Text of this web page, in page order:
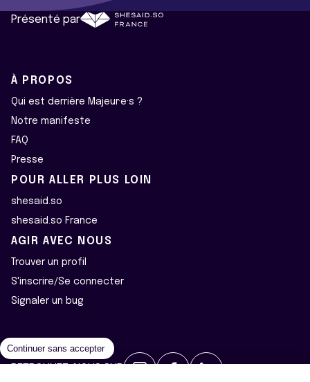
Présenté par
À PROPOS
Qui est derrière Majeur·e·s ?
Notre manifeste
FAQ
Presse
POUR ALLER PLUS LOIN
shesaid.so
shesaid.so France
AGIR AVEC NOUS
Trouver un profil
S'inscrire/Se connecter
Signaler un bug
Continuer sans accepter